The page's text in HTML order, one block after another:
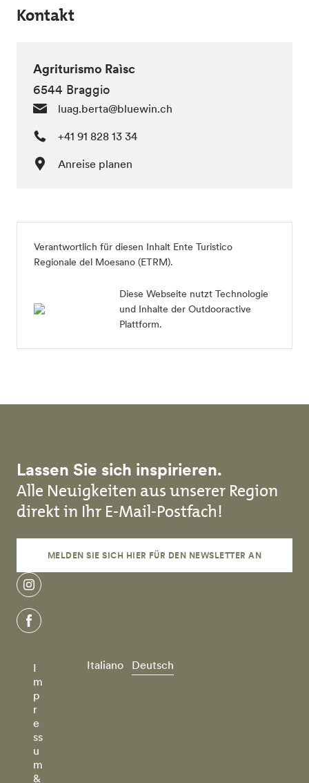
Kontakt
Agriturismo Raìsc
6544 Braggio
luag.berta@bluewin.ch
+41 91 828 13 34
Anreise planen
Verantwortlich für diesen Inhalt Ente Turistico
Regionale del Moesano (ETRM).
Diese Webseite nutzt Technologie
und Inhalte der Outdooractive
Plattform.
Lassen Sie sich inspirieren.
Alle Neuigkeiten aus unserer Region
direkt in Ihr E-Mail-Postfach!
MELDEN SIE SICH HIER FÜR DEN NEWSLETTER AN
instagram
facebook
I
m
p
r
e
ss
u
m
&
Italiano Deutsch